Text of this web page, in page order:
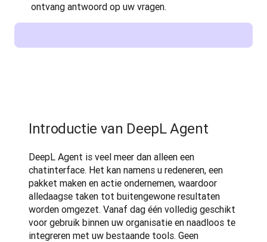
ontvang antwoord op uw vragen.
Introductie van DeepL Agent
DeepL Agent is veel meer dan alleen een
chatinterface. Het kan namens u redeneren, een
pakket maken en actie ondernemen, waardoor
alledaagse taken tot buitengewone resultaten
worden omgezet. Vanaf dag één volledig geschikt
voor gebruik binnen uw organisatie en naadloos te
integreren met uw bestaande tools. Geen